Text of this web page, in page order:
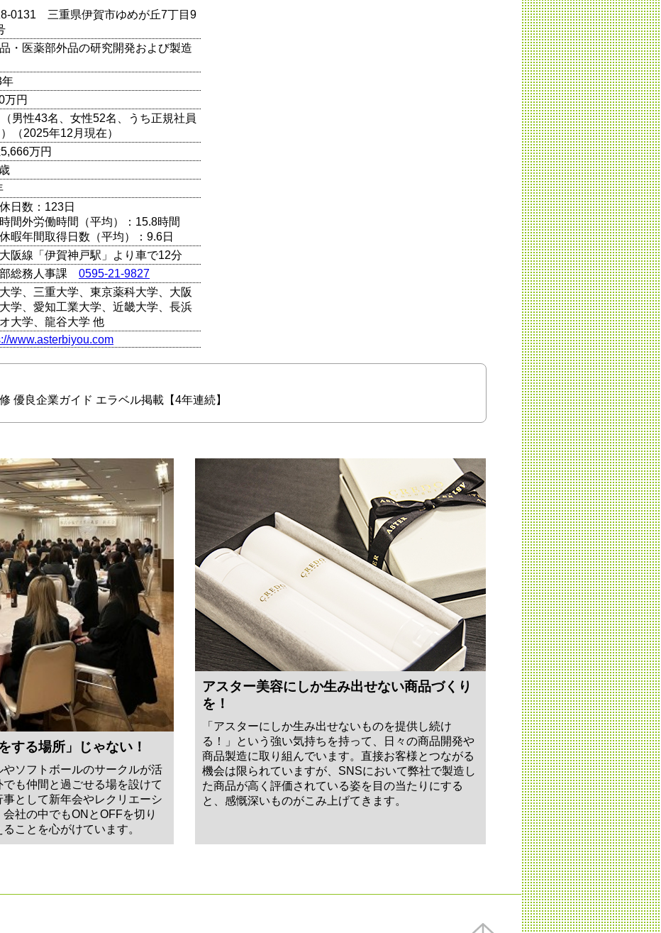
0131 三重県伊賀市ゆめが丘7丁目9
・医薬部外品の研究開発および製造
年
万円
男性43名、女性52名、うち正規社員
（2025年12月現在）
万円
日数：123日
間外労働時間（平均）：15.8時間
暇年間取得日数（平均）：9.6日
阪線「伊賀神戸駅」より車で12分
総務人事課 0595-21-9827
学、三重大学、東京薬科大学、大阪
学、愛知工業大学、近畿大学、長浜
大学、龍谷大学 他
www.asterbiyou.com
優良企業ガイド エラベル掲載【4年連続】
する場所」じゃない！
ソフトボールのサークルが活
も仲間と過ごせる場を設けて
として新年会やレクリエーシ
社の中でもONとOFFを切り
ことを心がけています。
アスター美容にしか生み出せない商品づくり
を！
「アスターにしか生み出せないものを提供し続け
る！」という強い気持ちを持って、日々の商品開発や
商品製造に取り組んでいます。直接お客様とつながる
機会は限られていますが、SNSにおいて弊社で製造し
た商品が高く評価されている姿を目の当たりにする
と、感慨深いものがこみ上げてきます。